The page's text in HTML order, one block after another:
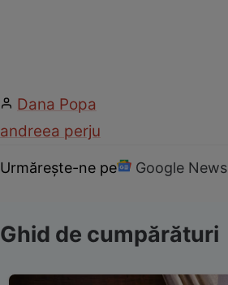
Dana Popa
andreea perju
Urmărește-ne pe Google News
Ghid de cumpărături